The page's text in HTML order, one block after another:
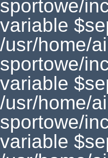
sportowe/
variable
/usr/home/
sportowe/
variable
/usr/home/
sportowe/
variable